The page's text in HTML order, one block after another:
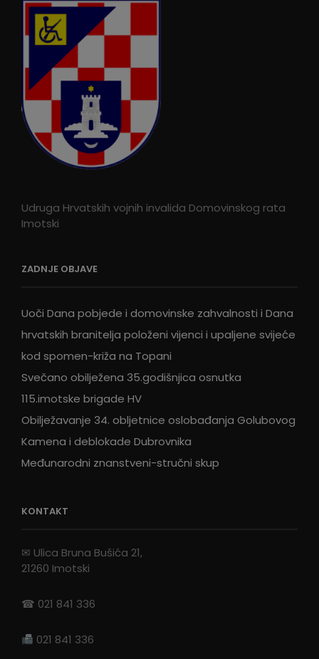
Udruga Hrvatskih vojnih invalida Domovinskog rata
Imotski
ZADNJE OBJAVE
Uoči Dana pobjede i domovinske zahvalnosti i Dana
hrvatskih branitelja položeni vijenci i upaljene svijeće
kod spomen-križa na Topani
Svečano obilježena 35.godišnjica osnutka
115.imotske brigade HV
Obilježavanje 34. obljetnice oslobađanja Golubovog
Kamena i deblokade Dubrovnika
Međunarodni znanstveni-stručni skup
KONTAKT
✉ Ulica Bruna Bušića 21,
21260 Imotski
☎ 021 841 336
021 841 336